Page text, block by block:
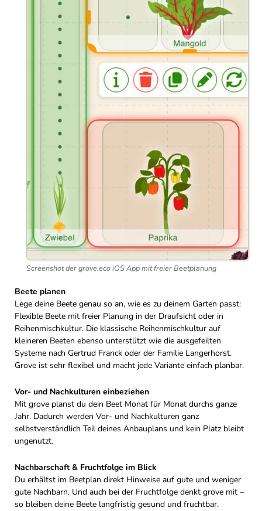
Screenshot der grove.eco iOS App mit freier Beetplanung
Beete planen
Lege deine Beete genau so an, wie es zu deinem Garten passt:
Flexible Beete mit freier Planung in der Draufsicht oder in
Reihenmischkultur. Die klassische Reihenmischkultur auf
kleineren Beeten ebenso unterstützt wie die ausgefeilten
Systeme nach Gertrud Franck oder der Familie Langerhorst.
Grove ist sehr flexibel und macht jede Variante einfach planbar.
Vor- und Nachkulturen einbeziehen
Mit grove planst du dein Beet Monat für Monat durchs ganze
Jahr. Dadurch werden Vor- und Nachkulturen ganz
selbstverständlich Teil deines Anbauplans und kein Platz bleibt
ungenutzt.
Nachbarschaft & Fruchtfolge im Blick
Du erhältst im Beetplan direkt Hinweise auf gute und weniger
gute Nachbarn. Und auch bei der Fruchtfolge denkt grove mit –
so bleiben deine Beete langfristig gesund und fruchtbar.